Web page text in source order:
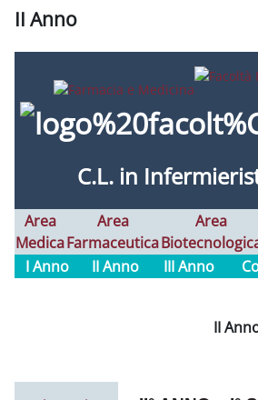
II Anno
C.L. in
Area
Medica
Area
Farmaceutica
Area
I Anno
II Anno III Anno
II